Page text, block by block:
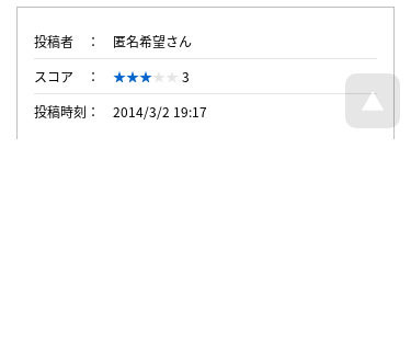
投稿者
匿名希望さん
スコア
3
投稿時刻
2014/3/2 19:17